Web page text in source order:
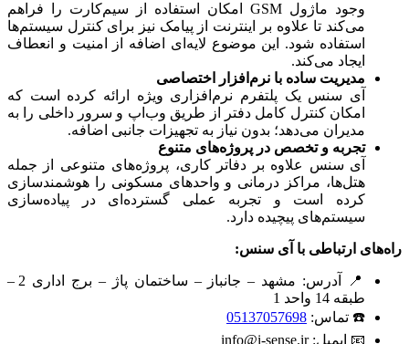
وجود ماژول GSM امکان استفاده از سیم‌کارت را فراهم
می‌کند تا علاوه بر اینترنت از پیامک نیز برای کنترل سیستم‌ها
استفاده شود. این موضوع لایه‌ای اضافه از امنیت و انعطاف
ایجاد می‌کند.
مدیریت ساده با نرم‌افزار اختصاصی
آی سنس یک پلتفرم نرم‌افزاری ویژه ارائه کرده است که
امکان کنترل کامل دفتر از طریق وب‌اپ و سرور داخلی را به
مدیران می‌دهد؛ بدون نیاز به تجهیزات جانبی اضافه.
تجربه و تخصص در پروژه‌های متنوع
آی سنس علاوه بر دفاتر کاری، پروژه‌های متنوعی از جمله
هتل‌ها، مراکز درمانی و واحدهای مسکونی را هوشمندسازی
کرده است و تجربه عملی گسترده‌ای در پیاده‌سازی
سیستم‌های پیچیده دارد.
راه‌های ارتباطی با آی سنس:
📍 آدرس: مشهد – جانباز – ساختمان پاژ – برج اداری 2 –
طبقه 14 واحد 1
☎️ تماس: 05137057698
📧 ایمیل: info@i-sense.ir